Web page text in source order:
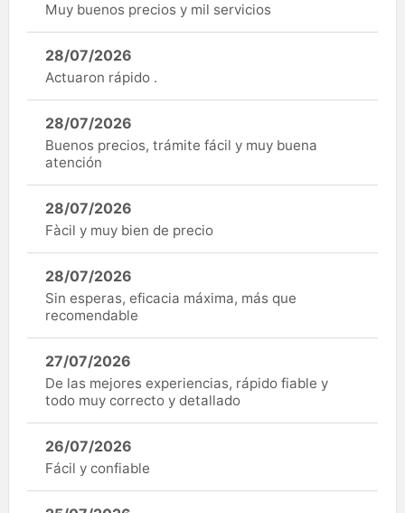
Muy buenos precios y mil servicios
28/07/2026
Actuaron rápido .
28/07/2026
Buenos precios, trámite fácil y muy buena
atención
28/07/2026
Fàcil y muy bien de precio
28/07/2026
Sin esperas, eficacia máxima, más que
recomendable
27/07/2026
De las mejores experiencias, rápido fiable y
todo muy correcto y detallado
26/07/2026
Fácil y confiable